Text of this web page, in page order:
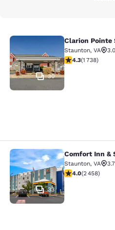
Clarion Pointe
30
Clarion Pointe
Staunton, VA
4.3 étoiles.
4.3(1 738)
Comfort Inn &
33
Comfort Inn &
Staunton, VA
3.96 étoiles. Bien.
4.0(2 458)